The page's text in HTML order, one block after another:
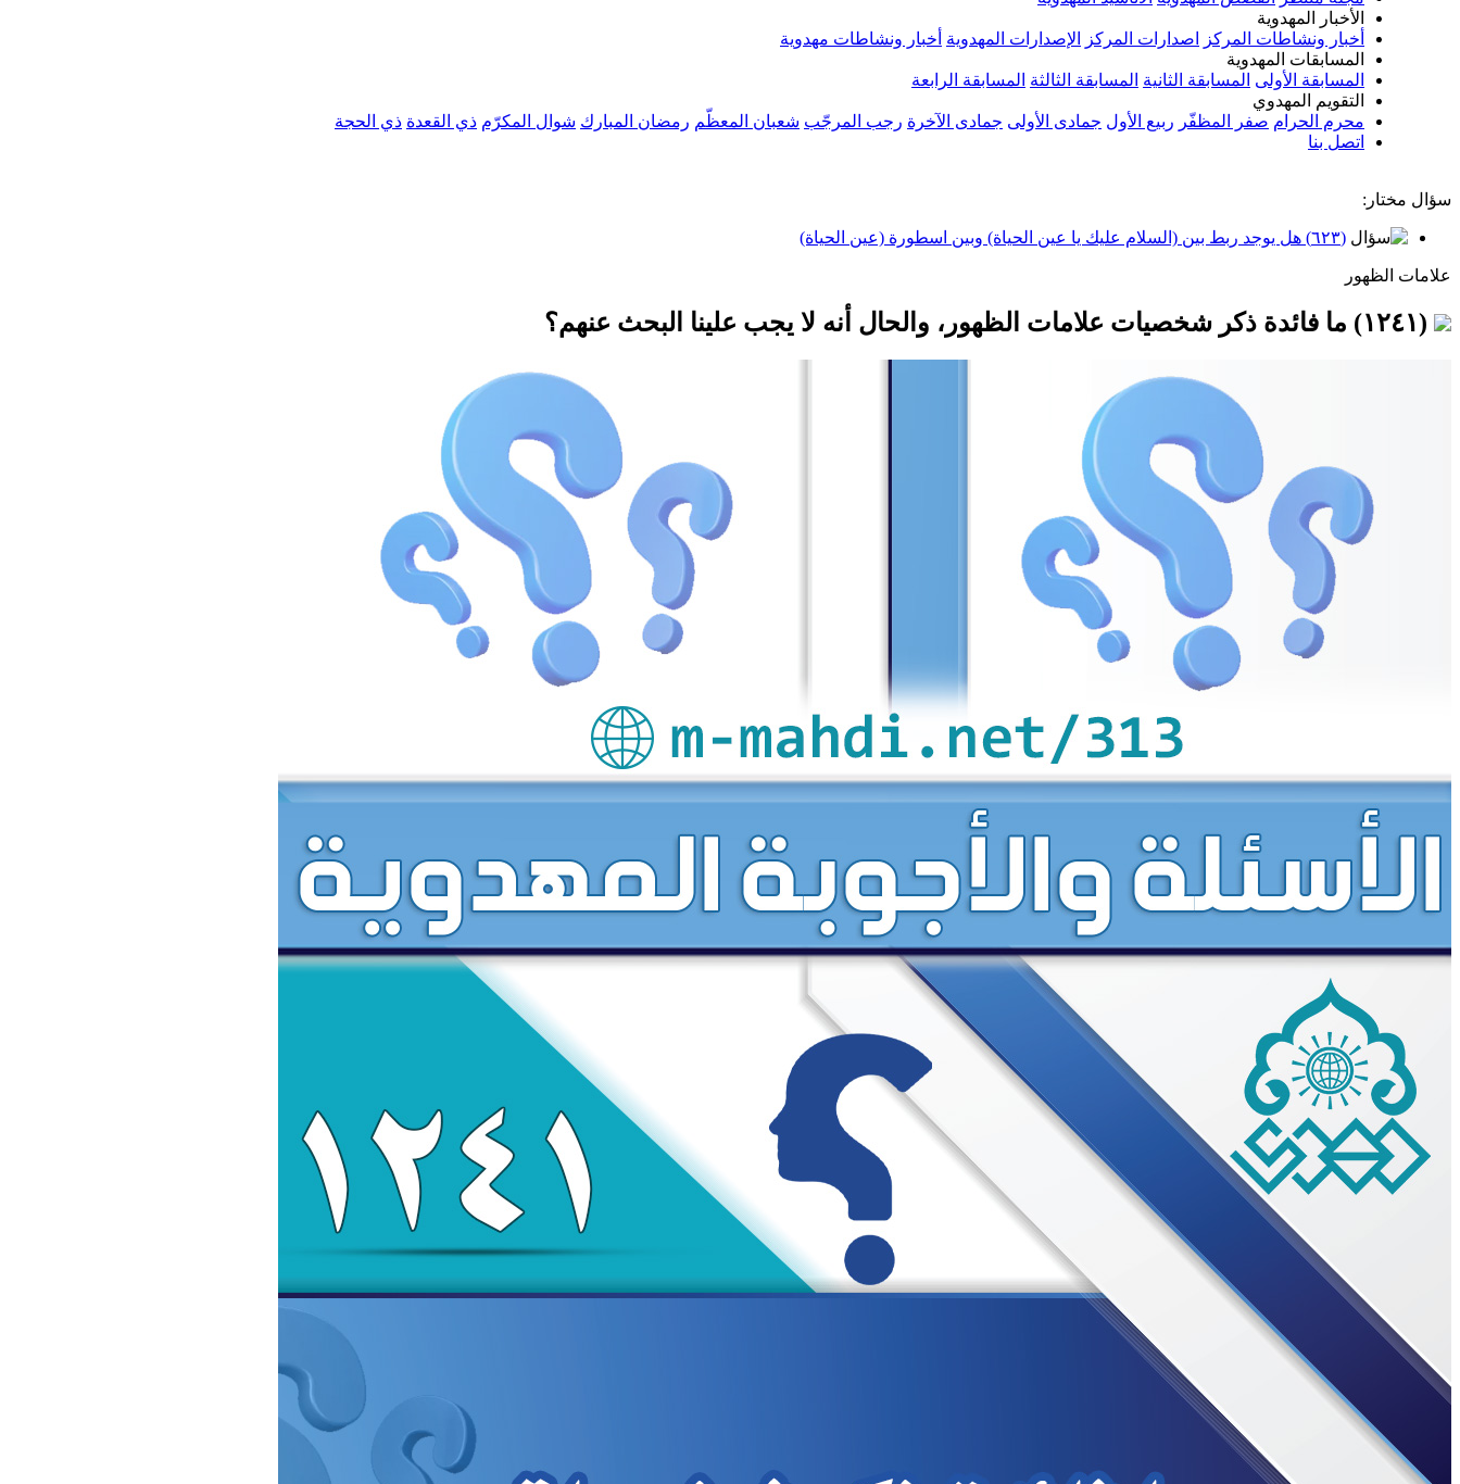
الأخبار المهدوية
أخبار ونشاطات المركز
اصدارات المركز الإصدارات المهدوية أخبار ونشاطات مهدوية
المسابقات المهدوية
المسابقة الأولى المسابقة الثانية المسابقة الثالثة المسابقة الرابعة
التقويم المهدوي
محرم الحرام صفر المظفّر ربيع الأول جمادى الأولى جمادى الآخرة رجب المرجّب شعبان المعظّم رمضان المبارك شوال المكرّم ذي القعدة ذي الحجة
اتصل بنا
سؤال مختار:
(٦٢٣) هل يوجد ربط بين (السلام عليك يا عين الحياة) وبين اسطورة (عين الحياة)
علامات الظهور
(١٢٤١) ما فائدة ذكر شخصيات علامات الظهور، والحال أنه لا يجب علينا البحث عنهم؟